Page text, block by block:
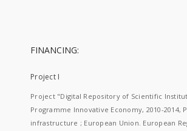
FINANCING:
Project I
Project "Digital Repository of Scientific
Programme Innovative Economy, 2010-2014,
infrastructure ; European Union. European